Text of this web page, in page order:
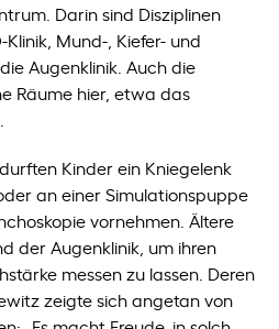
Darin sind Disziplinen
Mund-, Kiefer- und
Augenklinik. Auch die
Räume hier, etwa das
Kinder ein Kniegelenk
an einer Simulationspuppe
vornehmen. Ältere
der Augenklinik, um ihren
messen zu lassen. Deren
zeigte sich angetan von